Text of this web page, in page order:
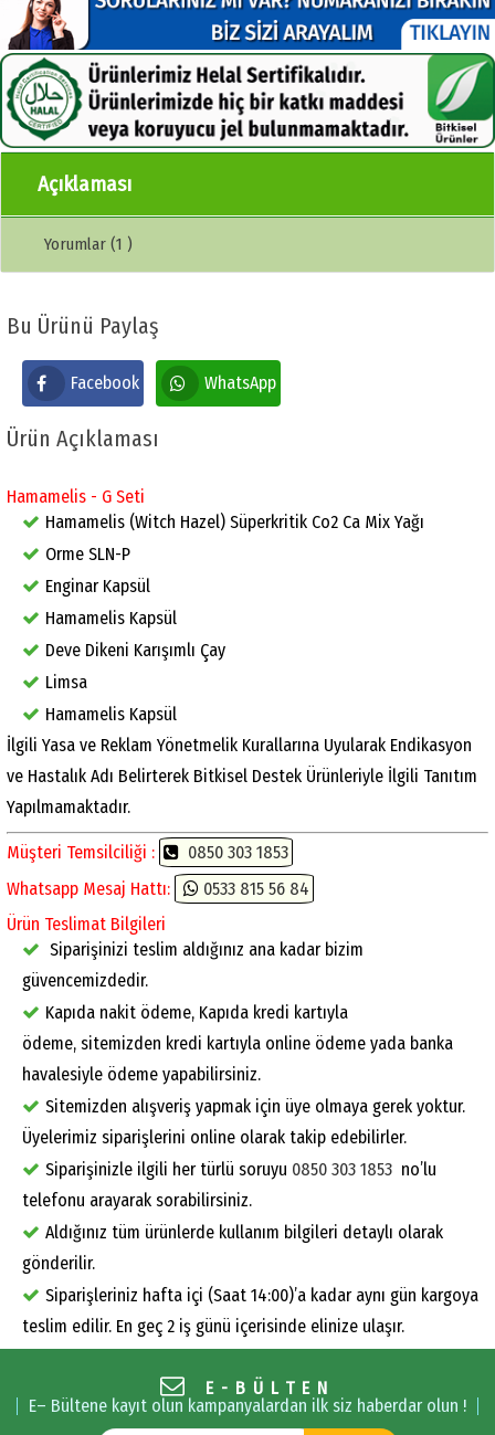
Açıklaması
Yorumlar (1 )
Bu Ürünü Paylaş
Facebook WhatsApp
Ürün Açıklaması
Hamamelis - G Seti
Hamamelis (Witch Hazel) Süperkritik Co2 Ca Mix Yağı
Orme SLN-P
Enginar Kapsül
Hamamelis Kapsül
Deve Dikeni Karışımlı Çay
Limsa
Hamamelis Kapsül
İlgili Yasa ve Reklam Yönetmelik Kurallarına Uyularak Endikasyon
ve Hastalık Adı Belirterek Bitkisel Destek Ürünleriyle İlgili Tanıtım
Yapılmamaktadır.
Müşteri Temsilciliği :
0850 303 1853
Whatsapp Mesaj Hattı:
0533 815 56 84
Ürün Teslimat Bilgileri
Siparişinizi teslim aldığınız ana kadar bizim
güvencemizdedir.
Kapıda nakit ödeme, Kapıda kredi kartıyla
ödeme, sitemizden kredi kartıyla online ödeme yada banka
havalesiyle ödeme yapabilirsiniz.
Sitemizden alışveriş yapmak için üye olmaya gerek yoktur.
Üyelerimiz siparişlerini online olarak takip edebilirler.
Siparişinizle ilgili her türlü soruyu 0850 303 1853 no’lu
telefonu arayarak sorabilirsiniz.
Aldığınız tüm ürünlerde kullanım bilgileri detaylı olarak
gönderilir.
Siparişleriniz hafta içi (Saat 14:00)’a kadar aynı gün kargoya
teslim edilir. En geç 2 iş günü içerisinde elinize ulaşır.
E-BÜLTEN
E– Bültene kayıt olun kampanyalardan ilk siz haberdar olun !